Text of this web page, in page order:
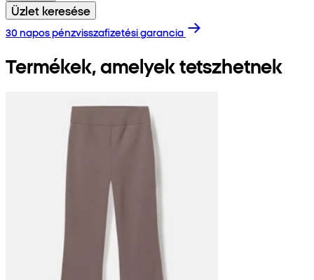
Üzlet keresése
30 napos pénzvisszafizetési garancia
Termékek, amelyek tetszhetnek